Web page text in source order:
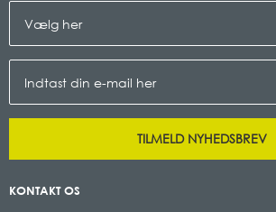
TILMELD NYHEDSBREV
KONTAKT OS